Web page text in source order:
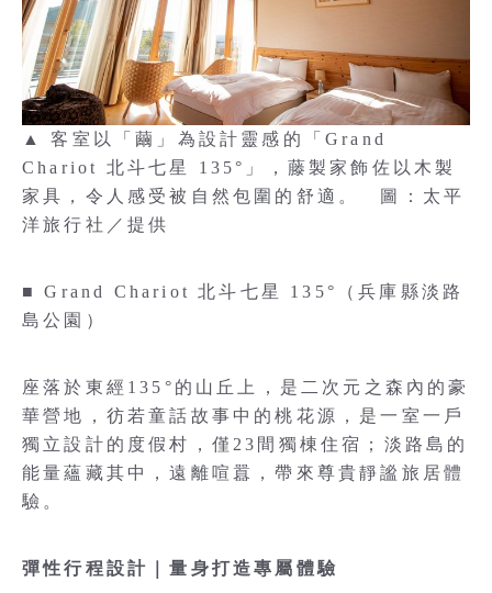
▲ 客室以「繭」為設計靈感的「Grand
Chariot 北斗七星 135°」，藤製家飾佐以木製
家具，令人感受被自然包圍的舒適。 圖：太平
洋旅行社／提供
■ Grand Chariot 北斗七星 135°（兵庫縣淡路
島公園）
座落於東經135°的山丘上，是二次元之森內的豪
華營地，彷若童話故事中的桃花源，是一室一戶
獨立設計的度假村，僅23間獨棟住宿；淡路島的
能量蘊藏其中，遠離喧囂，帶來尊貴靜謐旅居體
驗。
彈性行程設計｜量身打造專屬體驗